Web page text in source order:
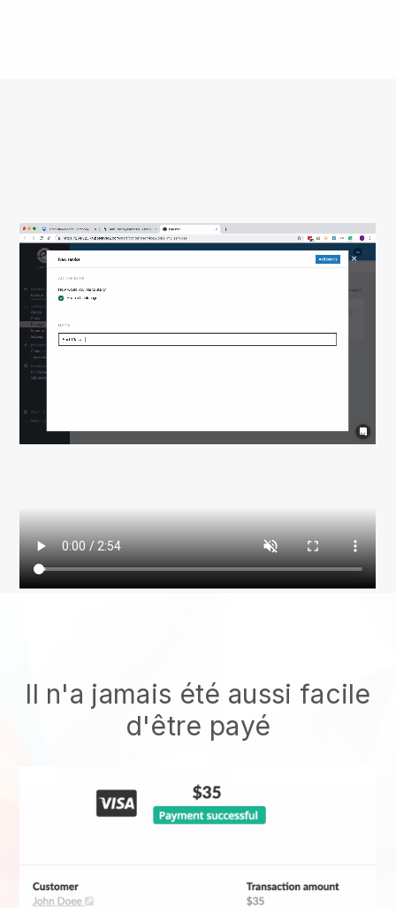
Il n'a jamais été aussi facile
d'être payé